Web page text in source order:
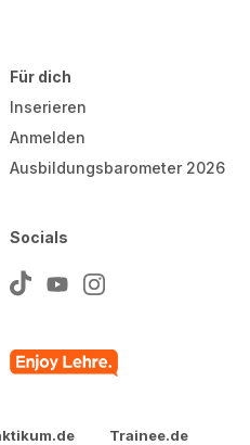
Für dich
Inserieren
Anmelden
Ausbildungsbarometer 2026
Socials
Trainee.de